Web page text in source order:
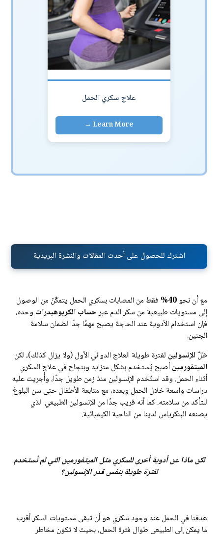
علاج سكري الحمل
اشترك للحصول على أحدث المقالات والنشرة البريدية
مع أن نحو40%
فقط من المصابات بسكري الحمل يتمكّنّ من الوصول
إلى مستويات طبيعية من سكر الدم عبرحساب الكربوهيدرات وحده،
فإن استخدام الأدوية عند الحاجة يصبح مهمًا جدًا لضمان سلامة
الجنين.
ظلّالإنسولين لفترة طويلة العلاج الدوائي الأول (ولا يزال كذلك)، لكن
الميتفورمينأصبح يُستخدم بشكل متزايد وبنجاح في علاج السكري
أثناء الحمل. وقد استُخدم الإنسولين منذ زمن طويل جدًا، وأُجريت عليه
دراسات واسعة خلال الحمل وبعده، مع متابعة الأطفال حتى سن البلوغ
للتأكد من سلامته. كما أنه قريب جدًا من الإنسولين الطبيعي الذي
يصنعه البنكرياس لدينا من الناحية الكيميائية.
لكن ماذا عن أدوية أخرى للسكري مثل الميتفورمين التي لم تُستخدم
لفترة طويلة بنفس قدر الإنسولين؟
هدفنا في الحمل عند وجود سكري هو أن تبقى مستويات السكر أقرب
ما يمكن إلى الطبيعي طوال فترة الحمل، بحيث لا تكون مخاطر